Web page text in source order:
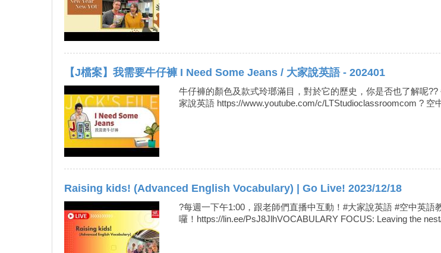
【J檔案】我需要牛仔褲 I Need Some Jeans / 大家說英語 - 202401
牛仔褲的顏色及款式玲瑯滿目，對於它的歷史，你是否也了解呢
家說英語 https://www.youtube.com/c/LTStudioclassroomcom ? 空
Raising kids! (Advanced English Vocabulary) | Go Live! 2023/12/18
?每週一下午1:00，跟老師們直播中互動！#大家說英語 #空中英
囉！https://lin.ee/PsJ8JlhVOCABULARY FOCUS: Leaving the